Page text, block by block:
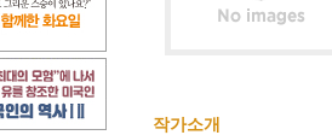
작가소개